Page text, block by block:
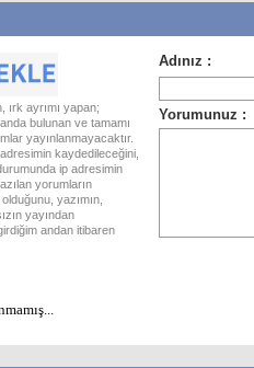
ırk ayrımı yapan;
bulunan ve tamamı
yayınlanmayacaktır.
kaydedileceğini,
ip adresimin
yorumların
yazımın,
yayından
andan itibaren